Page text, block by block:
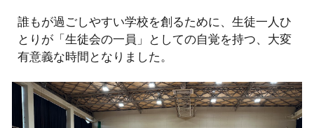
誰もが過ごしやすい学校を創るために、生徒一人ひ
とりが「生徒会の一員」としての自覚を持つ、大変
有意義な時間となりました。